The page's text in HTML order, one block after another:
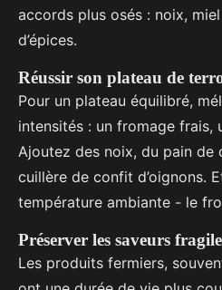
accords plus osés : noix,
d’épices.
Réussir son plateau de
Pour un plateau équilibré,
intensités : un fromage frais,
Ajoutez des noix, du pain de
cuillère de confit d’oignons.
température ambiante - le
Préserver les saveurs
Les produits fermiers,